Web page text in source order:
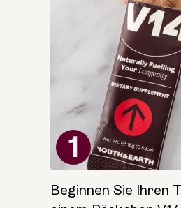
1
Beginnen Sie Ihren